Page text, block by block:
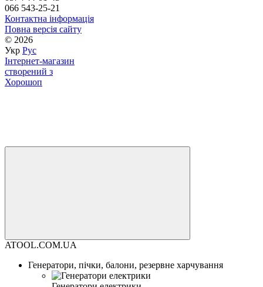
066 543-25-21
Контактна інформація
Повна версія сайту
© 2026
Укр Рус
Інтернет-магазин
створений з
Хорошоп
ATOOL.COM.UA
Генератори, пічки, балони, резервне харчування